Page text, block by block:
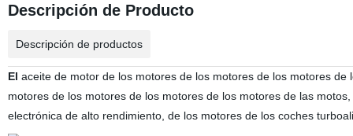
Descripción de Producto
Descripción de productos
El aceite de motor de los motores de los motores de los motores
motores de los motores de los motores de los motores de las
electrónica de alto rendimiento, de los motores de los coches